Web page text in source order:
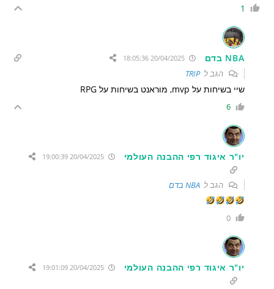
1
NBA בדם 20/04/2025 18:05:36
הגב לTRIP
שיי בשיחות על mvp, מוראנט בשיחות על RPG
6
יו"ר איגוד רפי ההבנה העולמי 20/04/2025 19:00:39
הגב לNBA בדם
0
יו"ר איגוד רפי ההבנה העולמי 20/04/2025 19:01:09